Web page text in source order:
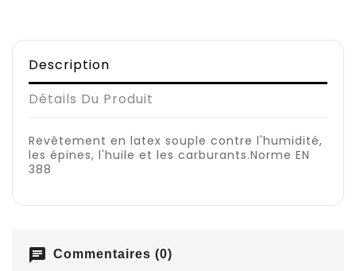
Description
Détails Du Produit
Revêtement en latex souple contre l'humidité,
les épines, l'huile et les carburants.Norme EN
388
chat Commentaires (0)